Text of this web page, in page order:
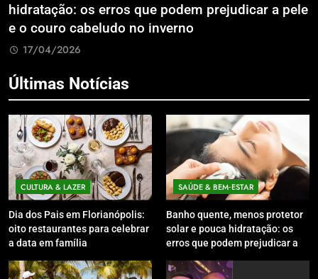
os erros que podem prejudicar a pele
cabeludo no inverno
04/2026
Últimas Notícias
CULTURA & LAZER
Dia dos Pais em Florianópolis:
oito restaurantes para celebrar
a data em família
SAÚDE & BEM‑ESTAR
Banho quente, menos protetor
solar e pouca hidratação: os
erros que podem prejudicar a
inverno